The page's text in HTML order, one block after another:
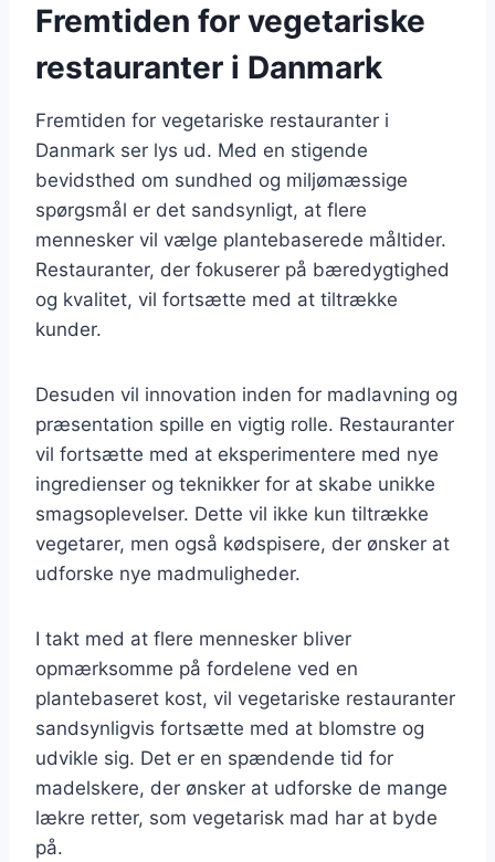
Fremtiden for vegetariske
restauranter i Danmark
Fremtiden for vegetariske restauranter i
Danmark ser lys ud. Med en stigende
bevidsthed om sundhed og miljømæssige
spørgsmål er det sandsynligt, at flere
mennesker vil vælge plantebaserede måltider.
Restauranter, der fokuserer på bæredygtighed
og kvalitet, vil fortsætte med at tiltrække
kunder.
Desuden vil innovation inden for madlavning og
præsentation spille en vigtig rolle. Restauranter
vil fortsætte med at eksperimentere med nye
ingredienser og teknikker for at skabe unikke
smagsoplevelser. Dette vil ikke kun tiltrække
vegetarer, men også kødspisere, der ønsker at
udforske nye madmuligheder.
I takt med at flere mennesker bliver
opmærksomme på fordelene ved en
plantebaseret kost, vil vegetariske restauranter
sandsynligvis fortsætte med at blomstre og
udvikle sig. Det er en spændende tid for
madelskere, der ønsker at udforske de mange
lækre retter, som vegetarisk mad har at byde
på.